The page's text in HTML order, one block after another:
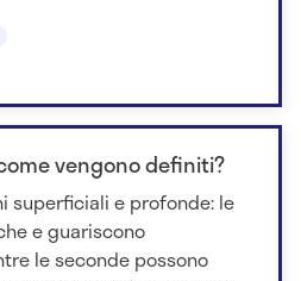
vengono definiti?
superficiali e profonde: le
e guariscono
le seconde possono